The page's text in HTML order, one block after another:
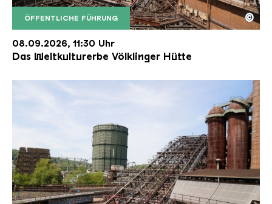
ÖFFENTLICHE FÜHRUNG
Der Erzschrägaufzug der Völklinger Hütte mit
Copyright: Weltkulturerbe Völklinger Hütte | Karl
©
08.09.2026, 11:30 Uhr
Das Weltkulturerbe Völklinger Hütte